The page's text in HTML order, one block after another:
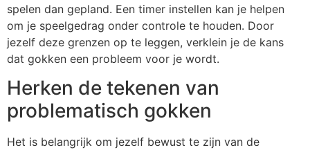
spelen dan gepland. Een timer instellen kan je helpen
om je speelgedrag onder controle te houden. Door
jezelf deze grenzen op te leggen, verklein je de kans
dat gokken een probleem voor je wordt.
Herken de tekenen van
problematisch gokken
Het is belangrijk om jezelf bewust te zijn van de